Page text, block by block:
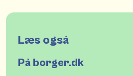
Læs også
På borger.dk